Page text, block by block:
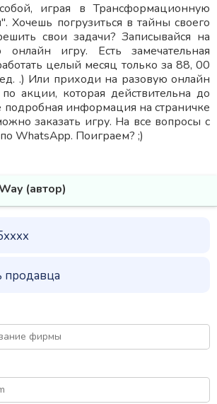
играя в Трансформационную
погрузиться в тайны своего
свои задачи? Записывайся на
онлайн игру. Есть замечательная
целый месяц только за 88, 00
.) Или приходи на разовую онлайн
акции, которая действительна до
подробная информация на страничке
заказать игру. На все вопросы с
WhatsApp. Поиграем? ;)
(автор)